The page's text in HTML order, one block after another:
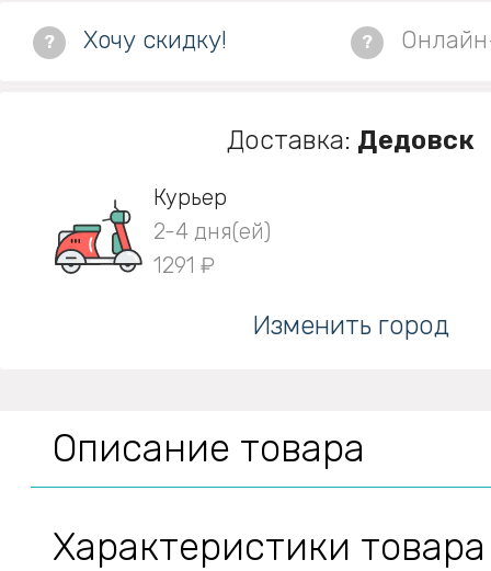
? Хочу скидку! ?
Доставка: Дедовск
Курьер
2-4 дня(ей)
1291 ₽
Изменить город
Описание товара
Характеристики товара